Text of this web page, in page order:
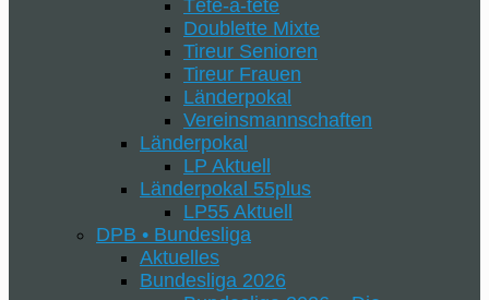
Tête-à-tête
Doublette Mixte
Tireur Senioren
Tireur Frauen
Länderpokal
Vereinsmannschaften
Länderpokal
LP Aktuell
Länderpokal 55plus
LP55 Aktuell
DPB • Bundesliga
Aktuelles
Bundesliga 2026